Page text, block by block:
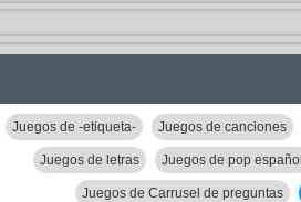
Juegos de -etiqueta- Juegos de canciones
Juegos de letras Juegos de pop español
Juegos de Carrusel de preguntas